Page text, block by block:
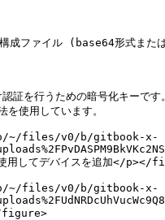
成ファイル (base64形式また
証を行うための暗号化キーで
使用しています。
~/files/v0/b/gitbook-x-
使用してデバイスを追加</
~/files/v0/b/gitbook-x-
figure>